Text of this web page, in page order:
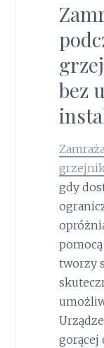
bez
gdy
tworzy
gorącej